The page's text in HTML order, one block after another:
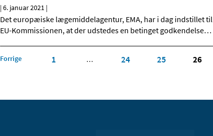
|6. januar 2021 |
Det europæiske lægemiddelagentur, EMA, har i dag indstillet til
EU-Kommissionen, at der udstedes en betinget godkendelse…
Forrige 1 … 24 25 26